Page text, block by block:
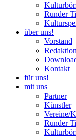
Runder
über uns!
Vorstand
Kontakt
für uns!
mit uns
Partner
Künstler
Vereine/
Runder